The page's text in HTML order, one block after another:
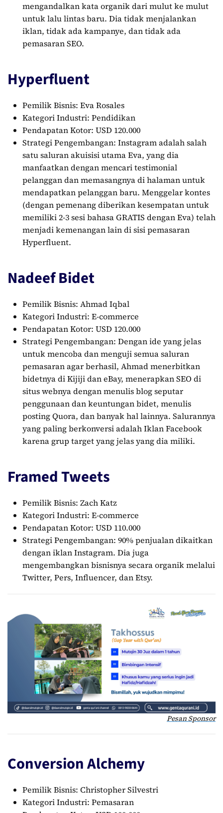
mengandalkan kata organik dari mulut ke mulut
untuk lalu lintas baru. Dia tidak menjalankan
iklan, tidak ada kampanye, dan tidak ada
pemasaran SEO.
Hyperfluent
Pemilik Bisnis: Eva Rosales
Kategori Industri: Pendidikan
Pendapatan Kotor: USD 120.000
Strategi Pengembangan: Instagram adalah salah
satu saluran akuisisi utama Eva, yang dia
manfaatkan dengan mencari testimonial
pelanggan dan memasangnya di halaman untuk
mendapatkan pelanggan baru. Menggelar kontes
(dengan pemenang diberikan kesempatan untuk
memiliki 2-3 sesi bahasa GRATIS dengan Eva) telah
menjadi kemenangan lain di sisi pemasaran
Hyperfluent.
Nadeef Bidet
Pemilik Bisnis: Ahmad Iqbal
Kategori Industri: E-commerce
Pendapatan Kotor: USD 120.000
Strategi Pengembangan: Dengan ide yang jelas
untuk mencoba dan menguji semua saluran
pemasaran agar berhasil, Ahmad menerbitkan
bidetnya di Kijiji dan eBay, menerapkan SEO di
situs webnya dengan menulis blog seputar
penggunaan dan keuntungan bidet, menulis
posting Quora, dan banyak hal lainnya. Salurannya
yang paling berkonversi adalah Iklan Facebook
karena grup target yang jelas yang dia miliki.
Framed Tweets
Pemilik Bisnis: Zach Katz
Kategori Industri: E-commerce
Pendapatan Kotor: USD 110.000
Strategi Pengembangan: 90% penjualan dikaitkan
dengan iklan Instagram. Dia juga
mengembangkan bisnisnya secara organik melalui
Twitter, Pers, Influencer, dan Etsy.
Pesan Sponsor
Conversion Alchemy
Pemilik Bisnis: Christopher Silvestri
Kategori Industri: Pemasaran